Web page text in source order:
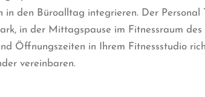
den Büroalltag integrieren. Der Personal
in der Mittagspause im Fitnessraum des
Öffnungszeiten in Ihrem Fitnessstudio
vereinbaren.